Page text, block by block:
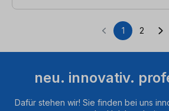
Seite
1 Seite
2
neu. innovativ.
Dafür stehen wir! Sie finden bei uns